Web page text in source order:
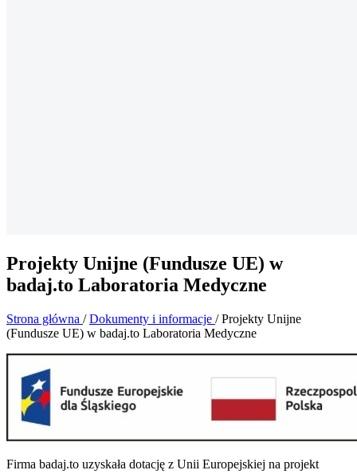
Projekty Unijne (Fundusze UE) w
badaj.to Laboratoria Medyczne
Strona główna / Dokumenty i informacje / Projekty Unijne
(Fundusze UE) w badaj.to Laboratoria Medyczne
Firma badaj.to uzyskała dotację z Unii Europejskiej na projekt